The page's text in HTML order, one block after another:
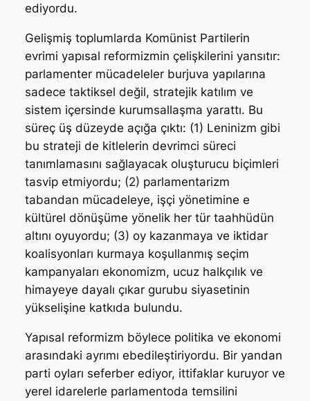
ediyordu.
Gelişmiş toplumlarda Komünist Partilerin
evrimi yapısal reformizmin çelişkilerini yansıtır:
parlamenter mücadeleler burjuva yapılarına
sadece taktiksel değil, stratejik katılım ve
sistem içersinde kurumsallaşma yarattı. Bu
süreç üş düzeyde açığa çıktı: (1) Leninizm gibi
bu strateji de kitlelerin devrimci süreci
tanımlamasını sağlayacak oluşturucu biçimleri
tasvip etmiyordu; (2) parlamentarizm
tabandan mücadeleye, işçi yönetimine e
kültürel dönüşüme yönelik her tür taahhüdün
altını oyuyordu; (3) oy kazanmaya ve iktidar
koalisyonları kurmaya koşullanmış seçim
kampanyaları ekonomizm, ucuz halkçılık ve
himayeye dayalı çıkar gurubu siyasetinin
yükselişine katkıda bulundu.
Yapısal reformizm böylece politika ve ekonomi
arasındaki ayrımı ebedileştiriyordu. Bir yandan
parti oyları seferber ediyor, ittifaklar kuruyor ve
yerel idarelerle parlamentoda temsilini